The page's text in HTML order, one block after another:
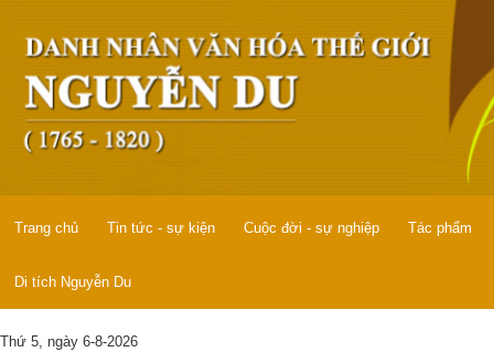
Trang chủ Tin tức - sự kiện Cuộc đời - sự nghiệp Tác phẩm
Di tích Nguyễn Du
Thứ 5, ngày 6-8-2026